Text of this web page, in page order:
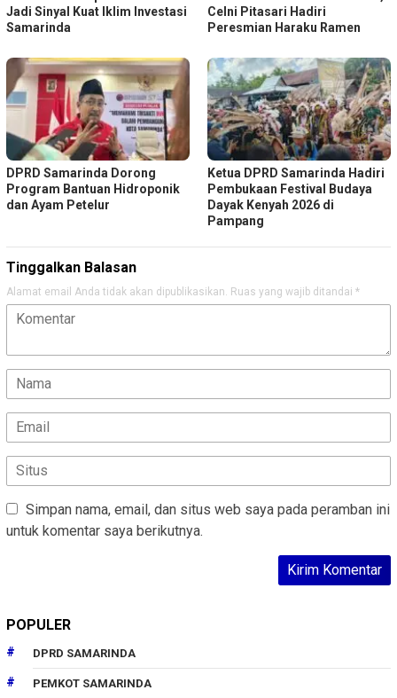
Jadi Sinyal Kuat Iklim Investasi
Samarinda
Celni Pitasari Hadiri
Peresmian Haraku Ramen
DPRD Samarinda Dorong
Program Bantuan Hidroponik
dan Ayam Petelur
Ketua DPRD Samarinda Hadiri
Pembukaan Festival Budaya
Dayak Kenyah 2026 di
Pampang
Tinggalkan Balasan
Alamat email Anda tidak akan dipublikasikan. Ruas yang wajib ditandai *
Simpan nama, email, dan situs web saya pada peramban ini
untuk komentar saya berikutnya.
POPULER
DPRD SAMARINDA
PEMKOT SAMARINDA